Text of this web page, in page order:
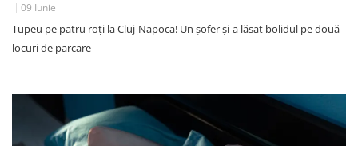
09 Iunie
Tupeu pe patru roți la Cluj-Napoca! Un șofer și-a lăsat bolidul pe două
locuri de parcare